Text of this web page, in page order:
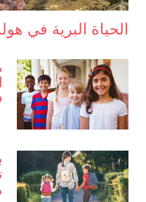
الحياة البرية في